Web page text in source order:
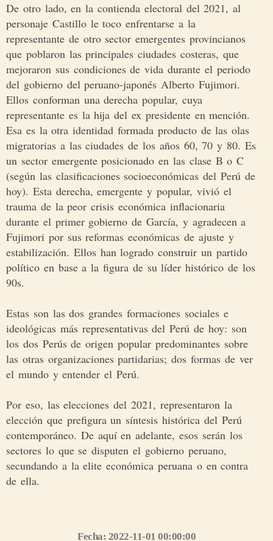
De otro lado, en la contienda electoral del 2021, al
personaje Castillo le toco enfrentarse a la
representante de otro sector emergentes provincianos
que poblaron las principales ciudades costeras, que
mejoraron sus condiciones de vida durante el periodo
del gobierno del peruano-japonés Alberto Fujimori.
Ellos conforman una derecha popular, cuya
representante es la hija del ex presidente en mención.
Esa es la otra identidad formada producto de las olas
migratorias a las ciudades de los años 60, 70 y 80. Es
un sector emergente posicionado en las clase B o C
(según las clasificaciones socioeconómicas del Perú de
hoy). Esta derecha, emergente y popular, vivió el
trauma de la peor crisis económica inflacionaria
durante el primer gobierno de García, y agradecen a
Fujimori por sus reformas económicas de ajuste y
estabilización. Ellos han logrado construir un partido
político en base a la figura de su líder histórico de los
90s.
Estas son las dos grandes formaciones sociales e
ideológicas más representativas del Perú de hoy: son
los dos Perús de origen popular predominantes sobre
las otras organizaciones partidarias; dos formas de ver
el mundo y entender el Perú.
Por eso, las elecciones del 2021, representaron la
elección que prefigura un síntesis histórica del Perú
contemporáneo. De aquí en adelante, esos serán los
sectores lo que se disputen el gobierno peruano,
secundando a la elite económica peruana o en contra
de ella.
Fecha: 2022-11-01 00:00:00